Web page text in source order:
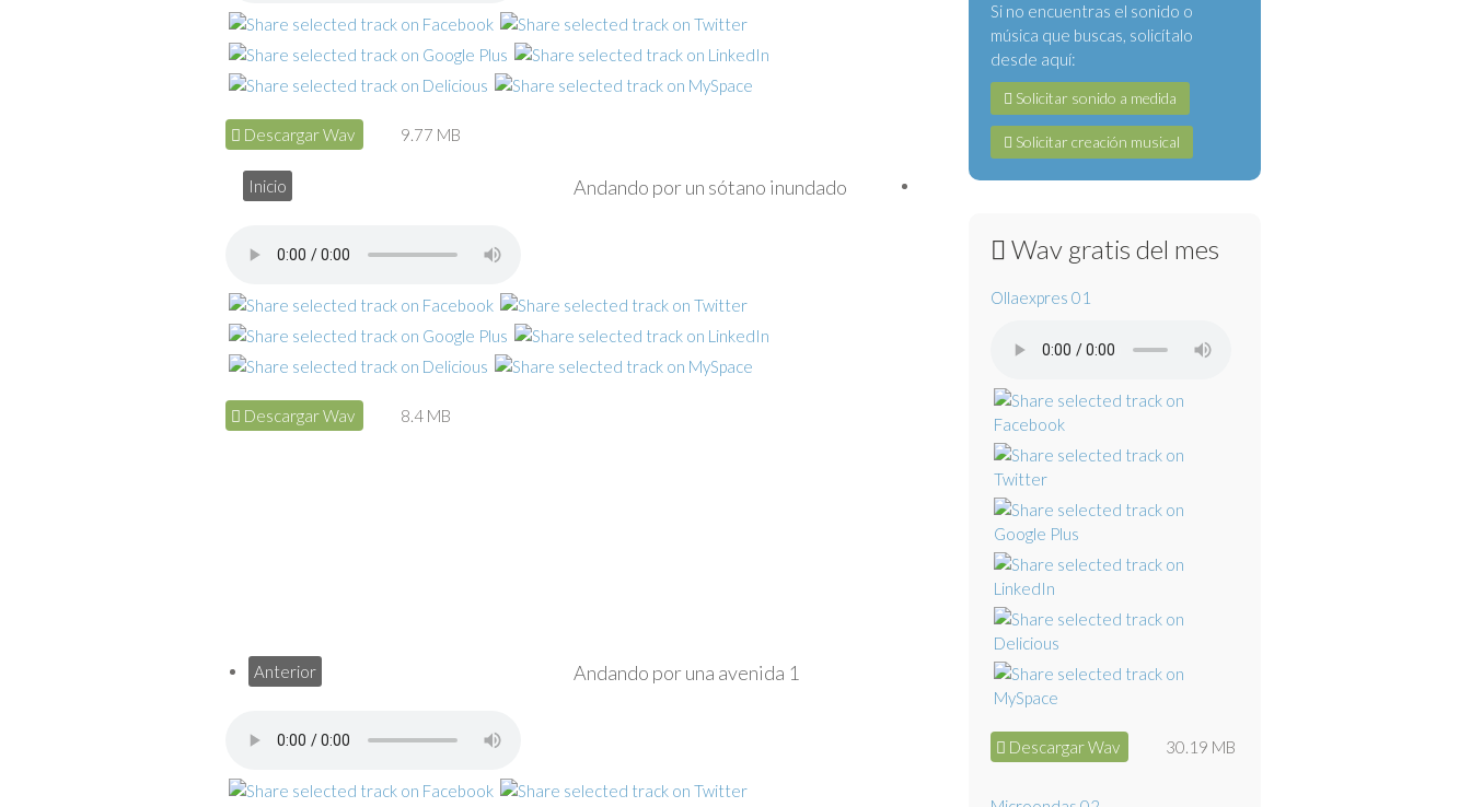
Descargar Wav 9.77 MB
Andando por un sótano inundado
Descargar Wav 8.4 MB
Andando por una avenida 1
Inicio
Anterior
Si no encuentras el sonido o
música que buscas, solicítalo
desde aquí:
Solicitar sonido a medida
Solicitar creación musical
Wav gratis del mes
Ollaexpres 01
Descargar Wav 30.19 MB